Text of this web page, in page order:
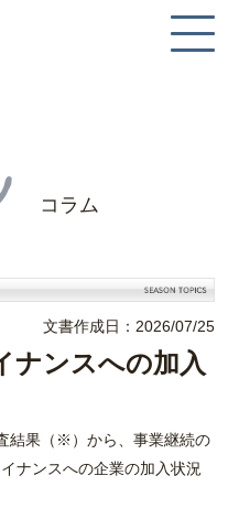
コラム
文書作成日：2026/07/25
ナンスへの加入
結果（※）から、事業継続の
ナンスへの企業の加入状況